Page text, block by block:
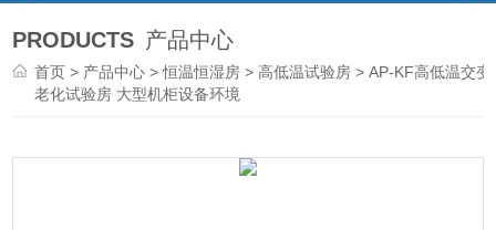
PRODUCTS 产品中心
首页 > 产品中心 >恒温恒湿房 >高低温试验房 > AP-KF高低温交变
老化试验房 大型机柜设备环境